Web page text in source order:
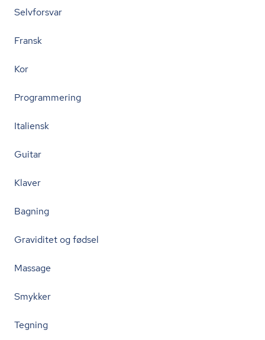
Selvforsvar
Fransk
Kor
Programmering
Italiensk
Guitar
Klaver
Bagning
Graviditet og fødsel
Massage
Smykker
Tegning